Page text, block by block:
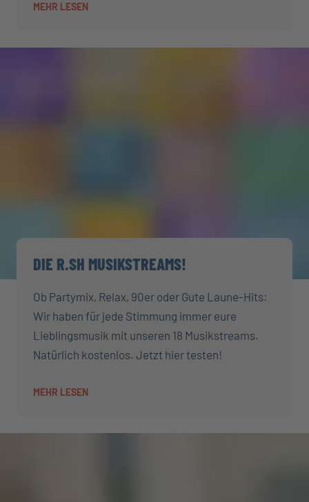
MEHR LESEN
DIE R.SH MUSIKSTREAMS!
Ob Partymix, Relax, 90er oder Gute Laune-Hits:
Wir haben für jede Stimmung immer eure
Lieblingsmusik mit unseren 18 Musikstreams.
Natürlich kostenlos. Jetzt hier testen!
MEHR LESEN